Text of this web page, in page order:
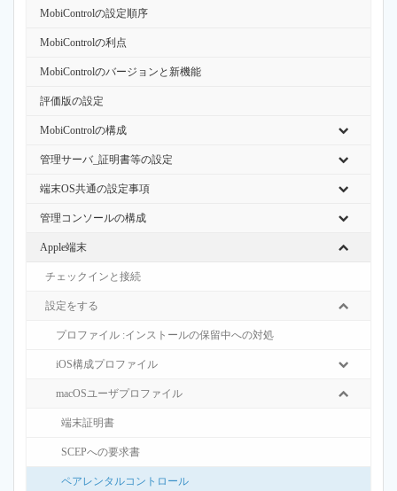
MobiControlの設定順序
MobiControlの利点
MobiControlのバージョンと新機能
評価版の設定
MobiControlの構成
管理サーバ_証明書等の設定
端末OS共通の設定事項
管理コンソールの構成
Apple端末
チェックインと接続
設定をする
プロファイル :インストールの保留中への対処
iOS構成プロファイル
macOSユーザプロファイル
端末証明書
SCEPへの要求書
ペアレンタルコントロール